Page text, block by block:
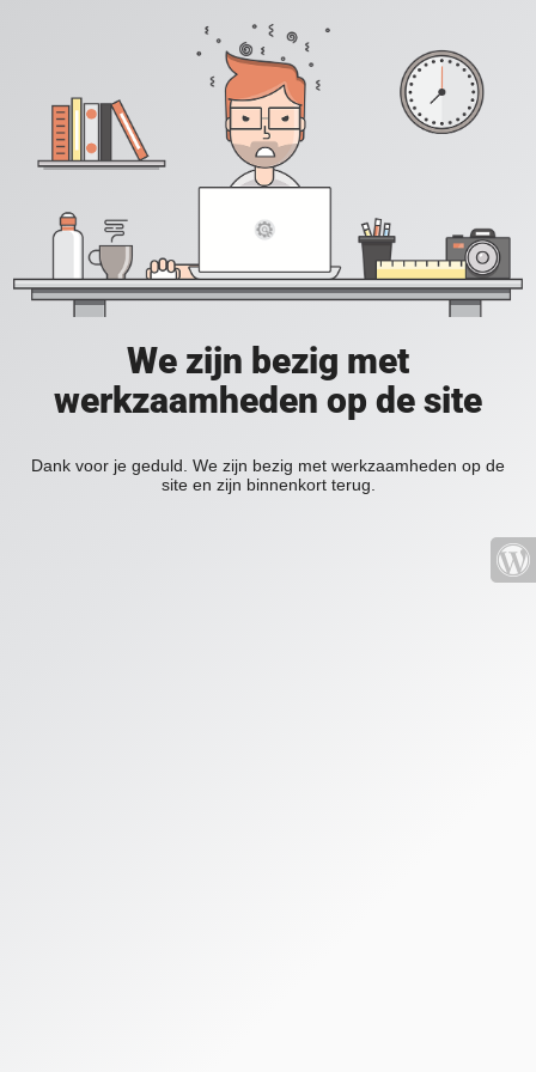
We zijn bezig met
werkzaamheden op de site
Dank voor je geduld. We zijn bezig met werkzaamheden op de
site en zijn binnenkort terug.